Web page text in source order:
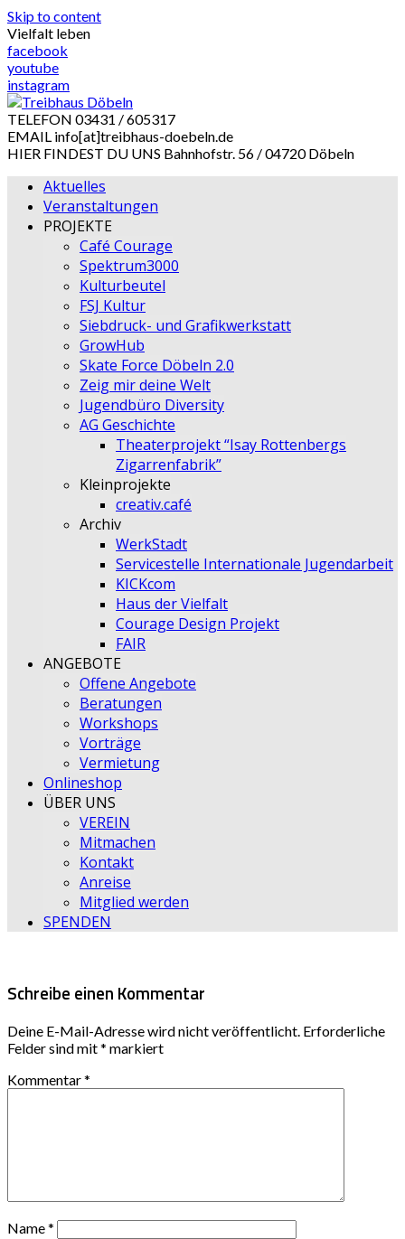
Skip to content
Vielfalt leben
facebook
youtube
instagram
TELEFON 03431 / 605317
EMAIL info[at]treibhaus-doebeln.de
HIER FINDEST DU UNS Bahnhofstr. 56 / 04720 Döbeln
Aktuelles
Veranstaltungen
PROJEKTE
Café Courage
Spektrum3000
Kulturbeutel
FSJ Kultur
Siebdruck- und Grafikwerkstatt
GrowHub
Skate Force Döbeln 2.0
Zeig mir deine Welt
Jugendbüro Diversity
AG Geschichte
Theaterprojekt “Isay Rottenbergs
Zigarrenfabrik”
Kleinprojekte
creativ.café
Archiv
WerkStadt
Servicestelle Internationale Jugendarbeit
KICKcom
Haus der Vielfalt
Courage Design Projekt
FAIR
ANGEBOTE
Offene Angebote
Beratungen
Workshops
Vorträge
Vermietung
Onlineshop
ÜBER UNS
VEREIN
Mitmachen
Kontakt
Anreise
Mitglied werden
SPENDEN
Schreibe einen Kommentar
Deine E-Mail-Adresse wird nicht veröffentlicht. Erforderliche
Felder sind mit* markiert
Kommentar*
Name*